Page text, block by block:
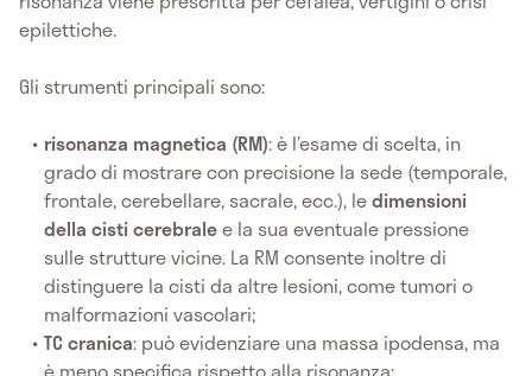
epilettiche.
Gli strumenti principali sono:
risonanza magnetica (RM): è l’esame di scelta, in
grado di mostrare con precisione la sede (temporale,
frontale, cerebellare, sacrale, ecc.), ledimensioni
della cisti cerebralee la sua eventuale pressione
sulle strutture vicine. La RM consente inoltre di
distinguere la cisti da altre lesioni, come tumori o
malformazioni vascolari;
TC cranica: può evidenziare una massa ipodensa, ma